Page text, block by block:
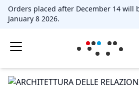
Orders placed after December 14 will
January 8 2026.